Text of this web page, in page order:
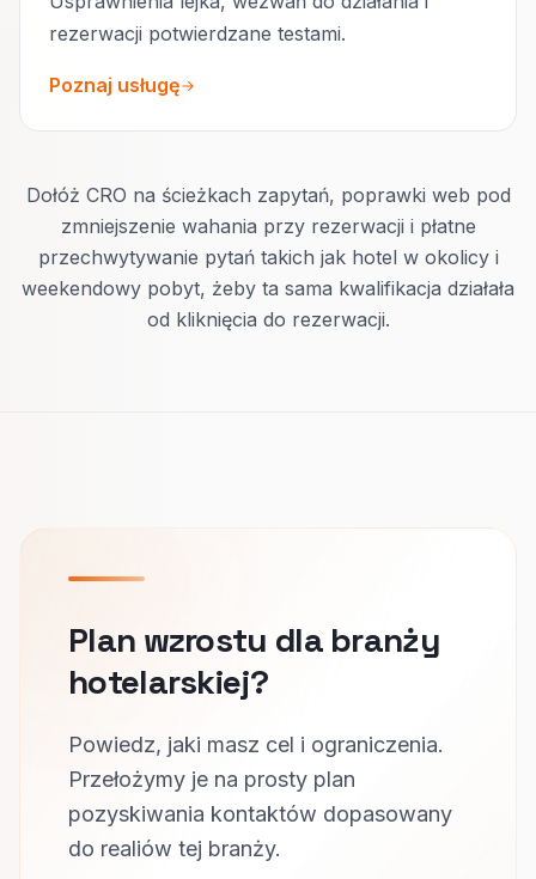
rezerwacji potwierdzane testami.
Poznaj usługę
Dołóż CRO na ścieżkach zapytań, poprawki web pod
zmniejszenie wahania przy rezerwacji i płatne
przechwytywanie pytań takich jak hotel w okolicy i
weekendowy pobyt, żeby ta sama kwalifikacja działała
od kliknięcia do rezerwacji.
Plan wzrostu dla branży
hotelarskiej?
Powiedz, jaki masz cel i ograniczenia.
Przełożymy je na prosty plan
pozyskiwania kontaktów dopasowany
do realiów tej branży.